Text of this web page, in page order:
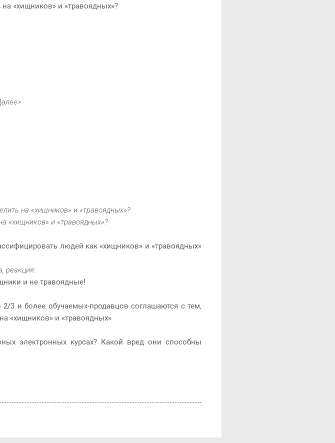
«хищников» и «травоядных»?
на «хищников» и «травоядных»?
«хищников» и «травоядных»?
людей как «хищников» и «травоядных»
реакция:
и не травоядные!
3 и более обучаемых-продавцов соглашаются с тем,
«хищников» и «травоядных»
электронных курсах? Какой вред они способны